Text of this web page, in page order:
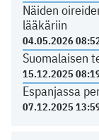
Näiden
lääkäriin
04.05.2026
Suomalaisen
15.12.2025
Espanjassa
07.12.2025